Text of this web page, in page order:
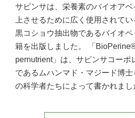
サビンサは、栄養素のバイオア
上させるために広く使用されてい
黒コショウ抽出物であるバイオ
籍を出版しました。 「
pernutrient」は、サビンサコーポ
であるムハンマド・マジード博
の科学者たちによって書かれまし